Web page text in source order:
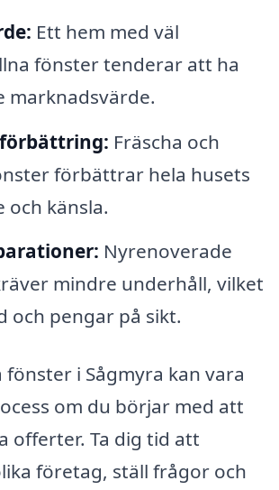
Ett hem med väl
fönster tenderar att ha
marknadsvärde.
Fräscha och
förbättrar hela husets
och känsla.
Nyrenoverade
mindre underhåll, vilket
och pengar på sikt.
i Sågmyra kan vara
om du börjar med att
offerter. Ta dig tid att
företag, ställ frågor och